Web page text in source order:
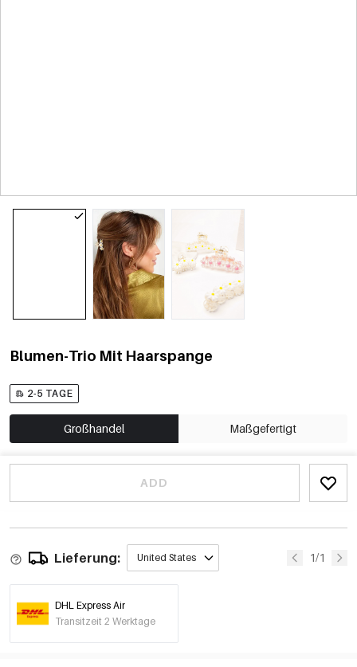
Blumen-Trio Mit Haarspange
2-5 TAGE
Großhandel Maßgefertigt
ADD
Lieferung: United States 1/1
DHL Express Air
Transitzeit 2 Werktage